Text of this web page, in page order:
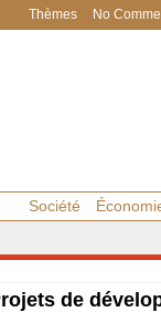
Thèmes No
Société
de